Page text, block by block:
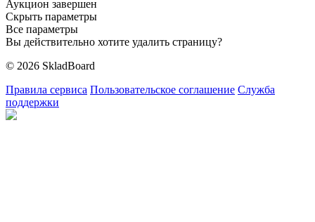
Аукцион завершен
Скрыть параметры
Все параметры
Вы действительно хотите удалить страницу?
© 2026 SkladBoard
Правила сервиса Пользовательское соглашение Служба
поддержки